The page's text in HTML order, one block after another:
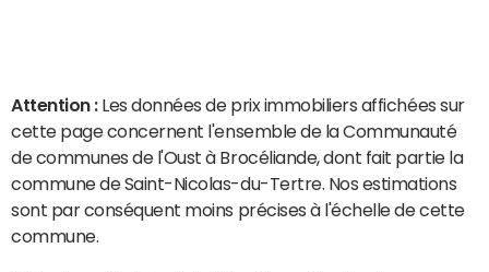
Attention : Les données de prix immobiliers affichées sur
cette page concernent l'ensemble de la Communauté
de communes de l'Oust à Brocéliande, dont fait partie la
commune de Saint-Nicolas-du-Tertre. Nos estimations
sont par conséquent moins précises à l'échelle de cette
commune.